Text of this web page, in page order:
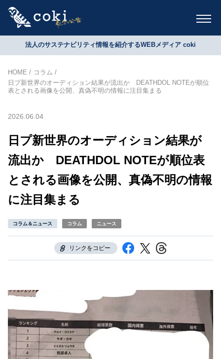
法人のサステナビリティ情報を紹介するWEBメディア coki
HOME
コラム
日プ新世界のオーディション結果が流出か DEATHDOL NOTEが順位
表とされる画像を公開、真偽不明の情報に注目集まる
2026.06.04
日プ新世界のオーディション結果が
流出か DEATHDOL NOTEが順位表
とされる画像を公開、真偽不明の情報
に注目集まる
コラム＆ニュース コラム ニュース
リンクをコピー